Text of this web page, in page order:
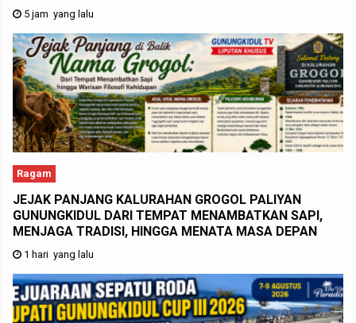
5 jam yang lalu
Ragam
JEJAK PANJANG KALURAHAN GROGOL PALIYAN
GUNUNGKIDUL DARI TEMPAT MENAMBATKAN SAPI,
MENJAGA TRADISI, HINGGA MENATA MASA DEPAN
1 hari yang lalu